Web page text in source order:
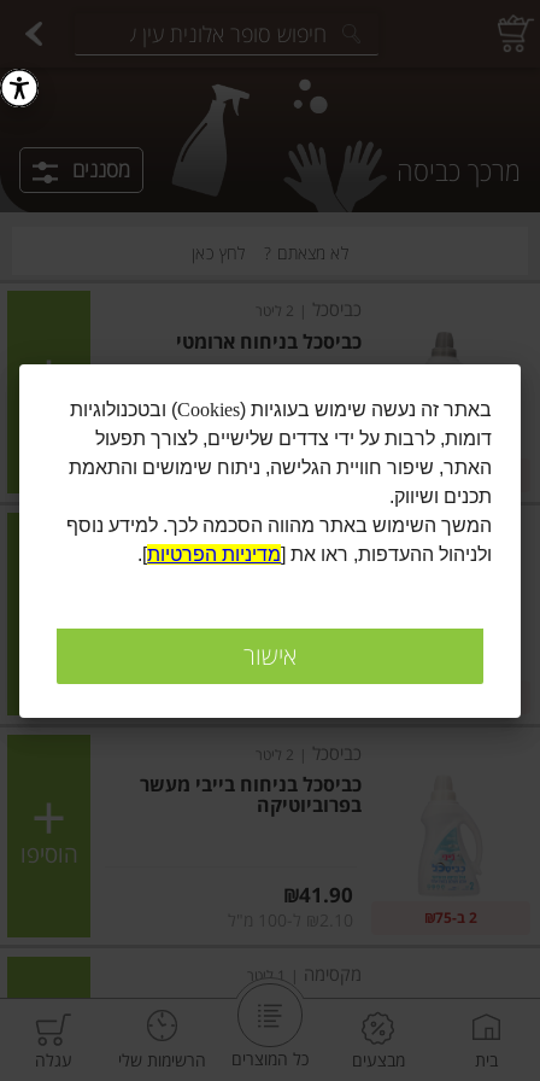
מרכך כביסה מסננים
לא מצאתם ? לחץ כאן
כביסכל 2 ליטר
כביסכל בניחוח ארומטי
מחיר מחירון ₪41.90
₪2.10 ל-100 מ"ל 2 ב-₪75
הוסיפו
כביסכל | 2 ליטר
כביסכל בניחוח רוז
₪41.90
הוסיפו
כביסכל 2 ליטר
כביסכל בניחוח בייבי מעשר
בפרוביוטיקה
₪41.90
2 ב-₪75
הוסיפו
מקסימה 1 ליטר
מרכך כביסה מרוכז אולטרא פרש
בית מבצעים כל המוצרים הרשימות שלי עגלה
באתר זה נעשה שימוש בעוגיות (Cookies) ובטכנולוגיות
דומות, לרבות על ידי צדדים שלישיים, לצורך תפעול
האתר, שיפור חוויית הגלישה, ניתוח שימושים והתאמת
תכנים ושיווק.
המשך השימוש באתר מהווה הסכמה לכך. למידע נוסף
ולניהול ההעדפות, ראו את [מדיניות הפרטיות].
אישור